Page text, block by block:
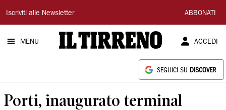
Il
Tirreno
Iscriviti alle Newsletter ABBONATI
MENU ACCEDI
SEGUICI SU DISCOVER
Porti, inaugurato terminal